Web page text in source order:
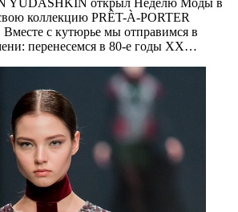
коллекцию PRÊT-À-PORTER
с кутюрье мы отправимся в
перенесемся в 80-е годы ХХ…